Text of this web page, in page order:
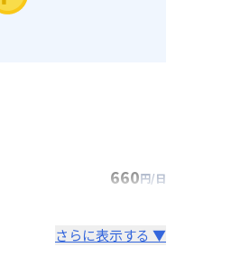
660円/日
さらに表示する ▼